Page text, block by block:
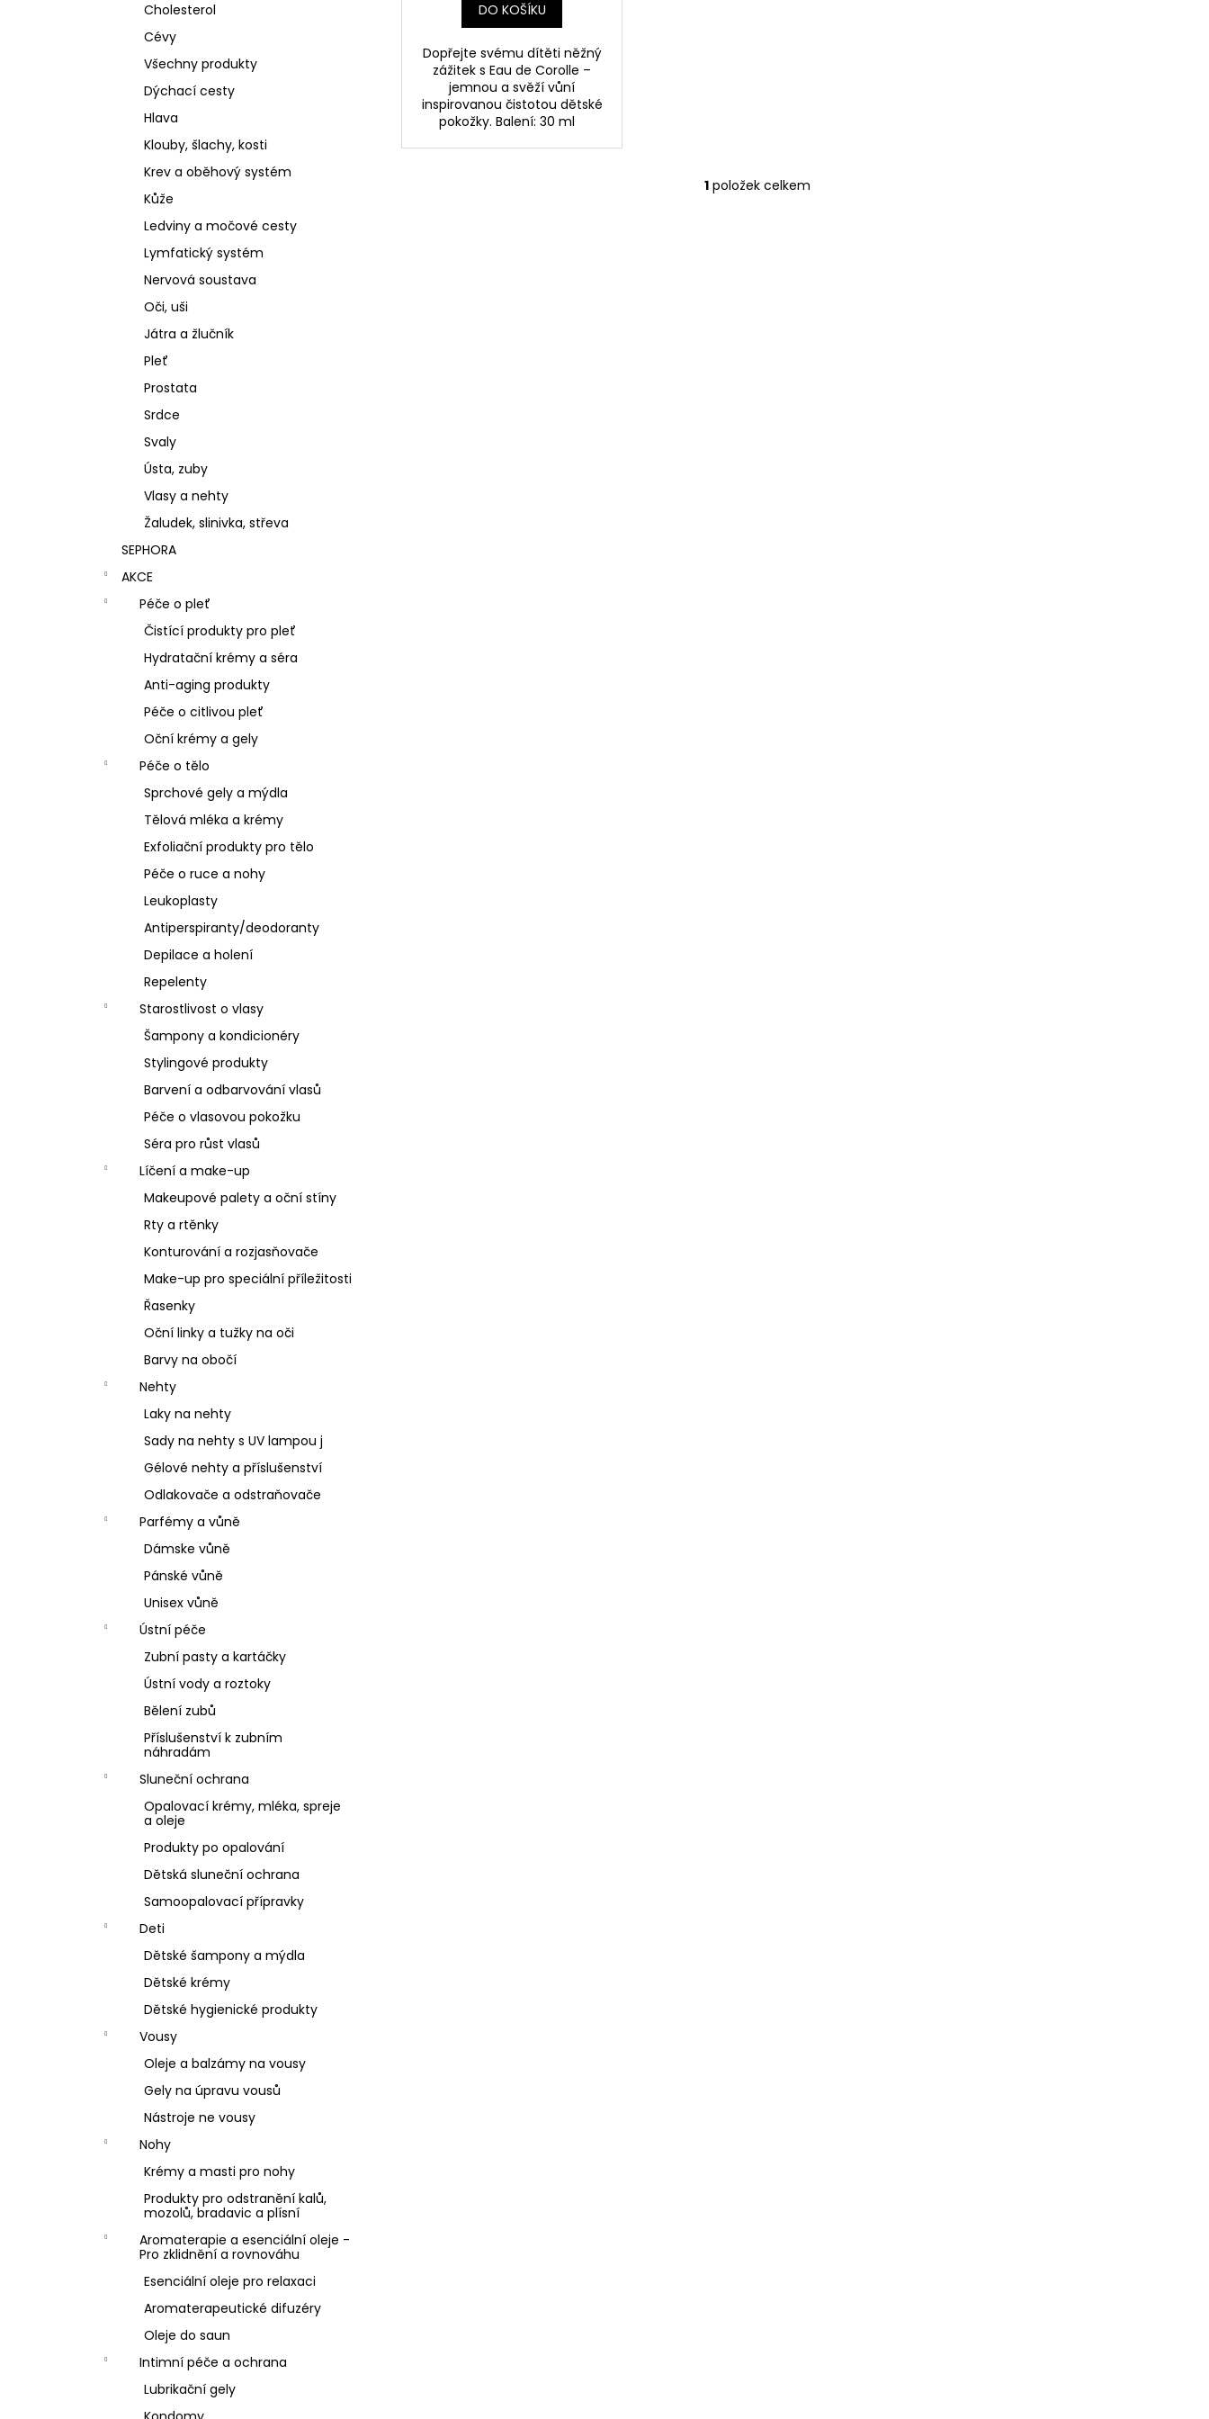
Cholesterol
Cévy
Všechny produkty
Dýchací cesty
Hlava
Klouby, šlachy, kosti
Krev a oběhový systém
Kůže
Ledviny a močové cesty
Lymfatický systém
Nervová soustava
Oči, uši
Játra a žlučník
Pleť
Prostata
Srdce
Svaly
Ústa, zuby
Vlasy a nehty
Žaludek, slinivka, střeva
SEPHORA
AKCE
Péče o pleť
Čistící produkty pro pleť
Hydratační krémy a séra
Anti-aging produkty
Péče o citlivou pleť
Oční krémy a gely
Péče o tělo
Sprchové gely a mýdla
Tělová mléka a krémy
Exfoliační produkty pro tělo
Péče o ruce a nohy
Leukoplasty
Antiperspiranty/deodoranty
Depilace a holení
Repelenty
Starostlivost o vlasy
Šampony a kondicionéry
Stylingové produkty
Barvení a odbarvování vlasů
Péče o vlasovou pokožku
Séra pro růst vlasů
Líčení a make-up
Makeupové palety a oční stíny
Rty a rtěnky
Konturování a rozjasňovače
Make-up pro speciální příležitosti
Řasenky
Oční linky a tužky na oči
Barvy na obočí
Nehty
Laky na nehty
Sady na nehty s UV lampou j
Gélové nehty a příslušenství
Odlakovače a odstraňovače
Parfémy a vůně
Dámske vůně
Pánské vůně
Unisex vůně
Ústní péče
Zubní pasty a kartáčky
Ústní vody a roztoky
Bělení zubů
Příslušenství k zubním
náhradám
Sluneční ochrana
Opalovací krémy, mléka, spreje
a oleje
Produkty po opalování
Dětská sluneční ochrana
Samoopalovací přípravky
Deti
Dětské šampony a mýdla
Dětské krémy
Dětské hygienické produkty
Vousy
Oleje a balzámy na vousy
Gely na úpravu vousů
Nástroje ne vousy
Nohy
Krémy a masti pro nohy
Produkty pro odstranění kalů,
mozolů, bradavic a plísní
Aromaterapie a esenciální oleje -
Pro zklidnění a rovnováhu
Esenciální oleje pro relaxaci
Aromaterapeutické difuzéry
Oleje do saun
Intimní péče a ochrana
Lubrikační gely
DO KOŠÍKU
Dopřejte svému dítěti něžný
zážitek s Eau de Corolle –
jemnou a svěží vůní
inspirovanou čistotou dětské
pokožky. Balení: 30 ml
O
1 položek celkem